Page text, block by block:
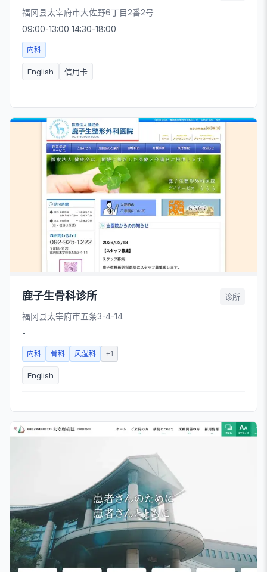
福冈县太宰府市大佐野6丁目2番2号
09:00-13:00 14:30-18:00
内科
English 信用卡
鹿子生骨科诊所 诊所
福冈县太宰府市五条3-4-14
-
内科 骨科 风湿科 +1
English